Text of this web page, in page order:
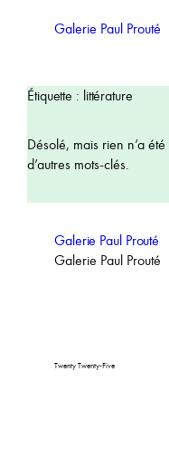
Galerie Paul Prouté
Étiquette : littérature
Désolé, mais rien n’a
d’autres mots-clés.
Galerie Paul Prouté
Galerie Paul Prouté
Twenty Twenty-Five